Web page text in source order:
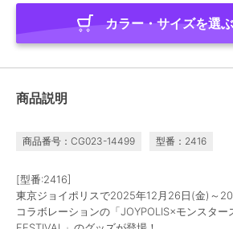
カラー・サイズを選ぶ
商品説明
商品番号：CG023-14499 型番：2416
[型番:2416]
東京ジョイポリスで2025年12月26日(金)～
コラボレーションの「JOYPOLIS×モンスター